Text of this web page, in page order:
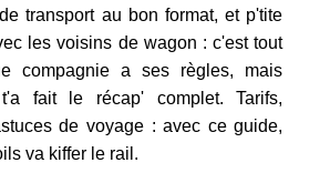
transport au bon format, et p'tite
les voisins de wagon : c'est tout
compagnie a ses règles, mais
fait le récap' complet. Tarifs,
de voyage : avec ce guide,
va kiffer le rail.